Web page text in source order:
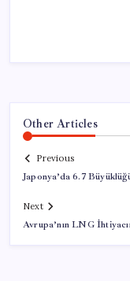
Other Articles
Previous
Japonya’da 6.7
Next
Avrupa’nın LNG